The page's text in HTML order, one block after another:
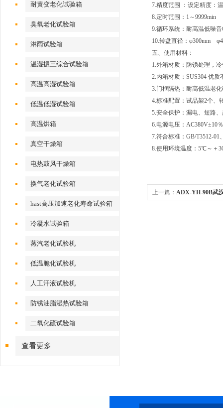
耐黄变老化试验箱
臭氧老化试验箱
淋雨试验箱
温湿振三综合试验箱
高温高湿试验箱
低温低湿试验箱
高温烘箱
真空干燥箱
电热鼓风干燥箱
换气老化试验箱
hast高压加速老化寿命试验箱
冷凝水试验箱
蒸汽老化试验机
低温脆化试验机
人工汗液试验机
防锈油脂湿热试验箱
二氧化硫试验箱
查看更多
7.精度范围 ：设定精度：
8.定时范围：1～9999min
9.循环系统：耐高温低噪
10.转盘直径：φ300mm
五、 使用材料：
1.外箱材质：防锈处理，
2.内箱材质：SUS304 优质
3.门框隔热：耐高低温老
4.标准配置：试品架2个、
5.安全保护：漏电、短路
6.电源电压：AC380V±10
7.符合标准：GB/T3512-01
8.使用环境温度：5℃～＋
上一篇： ADX-YH-90B武